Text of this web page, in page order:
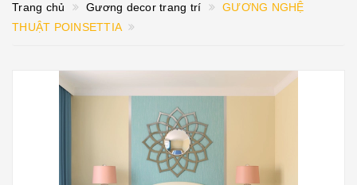
Trang chủ Gương decor trang trí
GƯƠNG NGHỆ
THUẬT POINSETTIA